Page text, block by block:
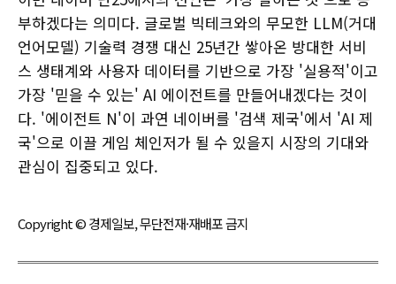
부하겠다는 의미다. 글로벌 빅테크와의 무모한 LLM(거대
언어모델) 기술력 경쟁 대신 25년간 쌓아온 방대한 서비
스 생태계와 사용자 데이터를 기반으로 가장 '실용적'이고
가장 '믿을 수 있는' AI 에이전트를 만들어내겠다는 것이
다. '에이전트 N'이 과연 네이버를 '검색 제국'에서 'AI 제
국'으로 이끌 게임 체인저가 될 수 있을지 시장의 기대와
관심이 집중되고 있다.
Copyright © 경제일보, 무단전재·재배포 금지